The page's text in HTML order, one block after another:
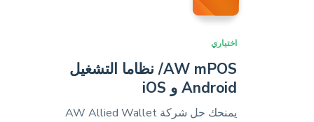
اختياري
AW mPOS/ نظاما التشغيل
Android و iOS
يمنحك حل شركة AW Allied Wallet